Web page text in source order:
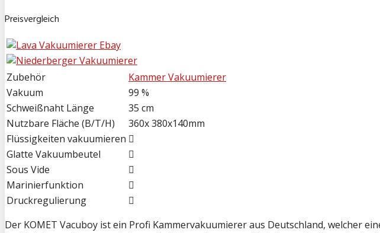
Preisvergleich
Zubehör
Kammer Vakuumierer
Vakuum
99 %
Schweißnaht Länge
35 cm
Nutzbare Fläche (B/T/H)
360x 380x140mm
Flüssigkeiten vakuumieren
Glatte Vakuumbeutel
Sous Vide
Marinierfunktion
Druckregulierung
Der KOMET Vacuboy ist ein Profi Kammervakuumierer aus Deutschland, welcher